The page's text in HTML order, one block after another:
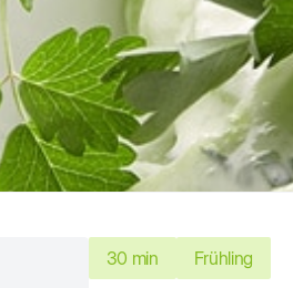
30 min Frühling